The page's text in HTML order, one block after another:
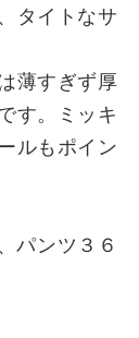
タイトなサ
薄すぎず厚
す。ミッキ
ルもポイン
パンツ３６